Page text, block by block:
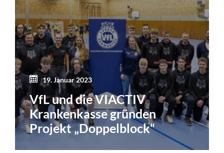
19. Januar 2023
VfL und die VIACTIV
Krankenkasse gründen
Projekt „Doppelblock“